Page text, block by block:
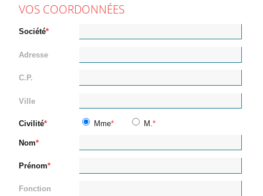
VOS COORDONNÉES
Société
Adresse
C.P.
Ville
Civilité Mme M.
Nom
Prénom
Fonction